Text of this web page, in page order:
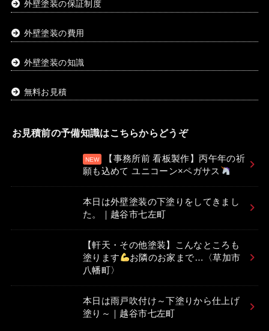
外壁塗装の保証制度
外壁塗装の費用
外壁塗装の知識
無料お見積
お見積前の予備知識はこちらからどうぞ
【事務所前 看板製作】丙午年の祈
願も込めて ユニコーン×ペガサス
本日は外壁塗装の下塗りをしてきまし
た。｜越谷市七左町
【軒天・その他塗装】こんなところも
塗ります
お隣のお家まで…〈草加市
八幡町〉
本日は雨戸吹付け～下塗りから仕上げ
塗り～｜越谷市七左町